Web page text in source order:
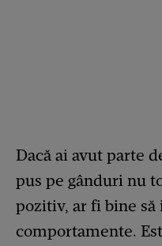
Dacă ai avut parte
pus pe gânduri nu
pozitiv, ar fi bine
comportamente.